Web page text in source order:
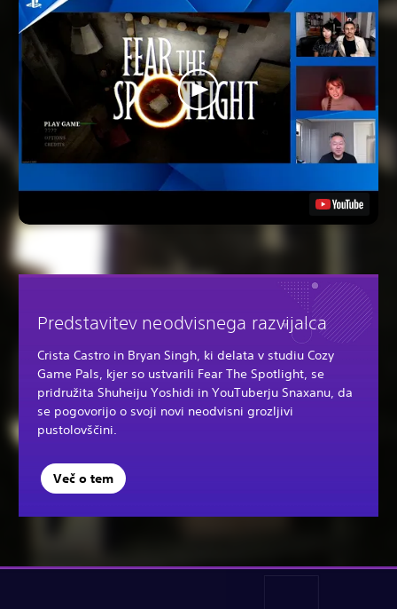
Predstavitev neodvisnega razvijalca
Crista Castro in Bryan Singh, ki delata v studiu Cozy
Game Pals, kjer so ustvarili Fear The Spotlight, se
pridružita Shuheiju Yoshidi in YouTuberju Snaxanu, da
se pogovorijo o svoji novi neodvisni grozljivi
pustolovščini.
Več o tem